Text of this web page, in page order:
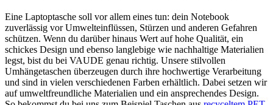
Eine Laptoptasche soll vor allem eines tun: dein Notebook
zuverlässig vor Umwelteinflüssen, Stürzen und anderen Gefahren
schützen. Wenn du darüber hinaus Wert auf hohe Qualität, ein
schickes Design und ebenso langlebige wie nachhaltige Materialien
legst, bist du bei VAUDE genau richtig. Unsere stilvollen
Umhängetaschen überzeugen durch ihre hochwertige Verarbeitung
und sind in vielen verschiedenen Farben erhältlich. Dabei setzen wir
auf umweltfreundliche Materialien und ein ansprechendes Design.